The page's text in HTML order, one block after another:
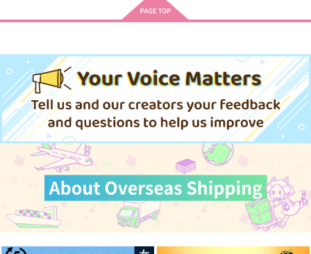
作品詳細
866円 （税込）
作品詳細 作品詳細
さまっ
♪ LIVE EMOTION 2n
d Anniversary CD ト
キヤ・カミュ・瑛二・
大和
1,980円（税込）
サンプル
作品詳細
♪ ALL STAR STAGE
-
er.A ［DVD］
7,700円（税込）
サンプル
(DVD)うたの☆プリン
スさまっ
♪ ALL STAR STAGE
-
Happy Celebration- V
er.B ［DVD］
7,700円（税込）
サンプル
作品詳細